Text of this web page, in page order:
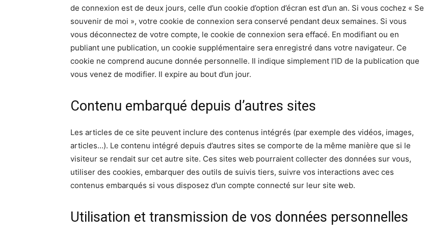
de connexion est de deux jours, celle d’un cookie d’option d’écran est d’un an. Si vous cochez « Se
souvenir de moi », votre cookie de connexion sera conservé pendant deux semaines. Si vous
vous déconnectez de votre compte, le cookie de connexion sera effacé. En modifiant ou en
publiant une publication, un cookie supplémentaire sera enregistré dans votre navigateur. Ce
cookie ne comprend aucune donnée personnelle. Il indique simplement l’ID de la publication que
vous venez de modifier. Il expire au bout d’un jour.
Contenu embarqué depuis d’autres sites
Les articles de ce site peuvent inclure des contenus intégrés (par exemple des vidéos, images,
articles…). Le contenu intégré depuis d’autres sites se comporte de la même manière que si le
visiteur se rendait sur cet autre site. Ces sites web pourraient collecter des données sur vous,
utiliser des cookies, embarquer des outils de suivis tiers, suivre vos interactions avec ces
contenus embarqués si vous disposez d’un compte connecté sur leur site web.
Utilisation et transmission de vos données personnelles